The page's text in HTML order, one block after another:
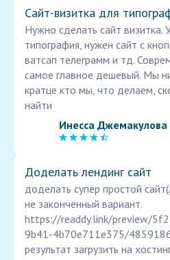
Сайт-визитка для
Нужно сделать сайт визитка.
типография, нужен сайт с
ватсап телеграмм и тд.
самое главное дешевый. Мы
кратце кто мы, что делаем,
найти
Инесса Джемакулова
Доделать лендинг сайт
доделать супер простой
не законченный вариант.
https://readdy.link/preview/
9b41-4b70e711e375/
результат загрузить на